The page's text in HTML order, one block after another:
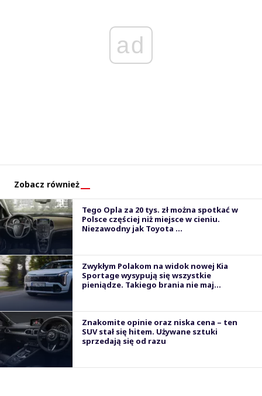
ad
Zobacz również
Tego Opla za 20 tys. zł można spotkać w
Polsce częściej niż miejsce w cieniu.
Niezawodny jak Toyota ...
Zwykłym Polakom na widok nowej Kia
Sportage wysypują się wszystkie
pieniądze. Takiego brania nie maj...
Znakomite opinie oraz niska cena – ten
SUV stał się hitem. Używane sztuki
sprzedają się od razu